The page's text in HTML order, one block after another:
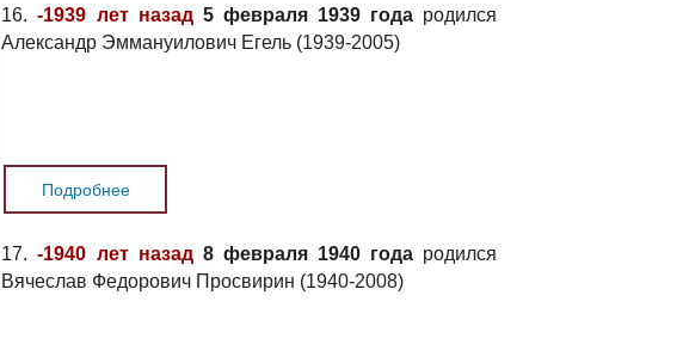
16.-1939 лет назад5 февраля 1939 года родился
Александр Эммануилович Егель (1939-2005)
Подробнее
17.-1940 лет назад8 февраля 1940 года родился
Вячеслав Федорович Просвирин (1940-2008)